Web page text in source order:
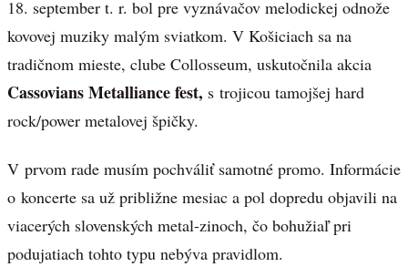
18. september t. r. bol pre vyznávačov melodickej odnože
kovovej muziky malým sviatkom. V Košiciach sa na
tradičnom mieste, clube Collosseum, uskutočnila akcia
Cassovians Metalliance fest, s trojicou tamojšej hard
rock/power metalovej špičky.
V prvom rade musím pochváliť samotné promo. Informácie
o koncerte sa už približne mesiac a pol dopredu objavili na
viacerých slovenských metal-zinoch, čo bohužiaľ pri
podujatiach tohto typu nebýva pravidlom.